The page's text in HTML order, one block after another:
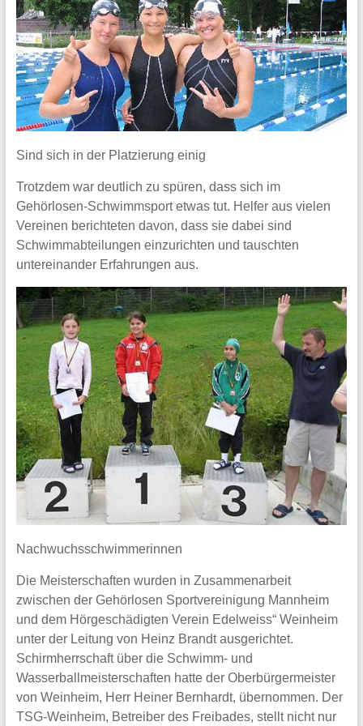
Sind sich in der Platzierung einig
Trotzdem war deutlich zu spüren, dass sich im
Gehörlosen-Schwimmsport etwas tut. Helfer aus vielen
Vereinen berichteten davon, dass sie dabei sind
Schwimmabteilungen einzurichten und tauschten
untereinander Erfahrungen aus.
Nachwuchsschwimmerinnen
Die Meisterschaften wurden in Zusammenarbeit
zwischen der Gehörlosen Sportvereinigung Mannheim
und dem Hörgeschädigten Verein Edelweiss“ Weinheim
unter der Leitung von Heinz Brandt ausgerichtet.
Schirmherrschaft über die Schwimm- und
Wasserballmeisterschaften hatte der Oberbürgermeister
von Weinheim, Herr Heiner Bernhardt, übernommen. Der
TSG-Weinheim, Betreiber des Freibades, stellt nicht nur